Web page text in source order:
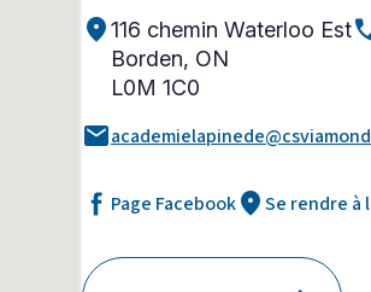
location_on116 chemin Waterloo Est
Borden, ON
L0M 1C0
mail
Page Facebooklocation_onSe rendre à